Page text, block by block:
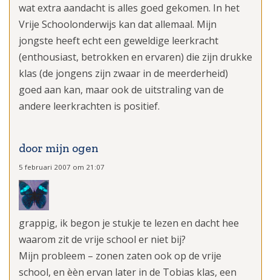
wat extra aandacht is alles goed gekomen. In het
Vrije Schoolonderwijs kan dat allemaal. Mijn
jongste heeft echt een geweldige leerkracht
(enthousiast, betrokken en ervaren) die zijn drukke
klas (de jongens zijn zwaar in de meerderheid)
goed aan kan, maar ook de uitstraling van de
andere leerkrachten is positief.
door mijn ogen
5 februari 2007 om 21:07
grappig, ik begon je stukje te lezen en dacht hee
waarom zit de vrije school er niet bij?
Mijn probleem – zonen zaten ook op de vrije
school, en èèn ervan later in de Tobias klas, een